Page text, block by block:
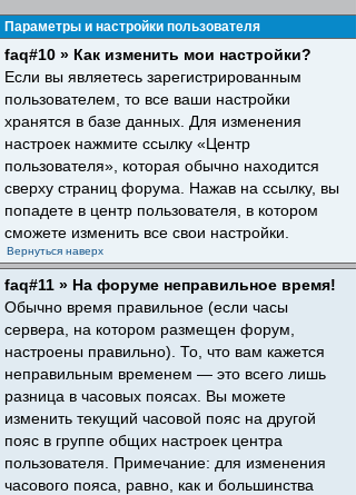
Параметры и настройки пользователя
faq#10 » Как изменить мои настройки?
Если вы являетесь зарегистрированным
пользователем, то все ваши настройки
хранятся в базе данных. Для изменения
настроек нажмите ссылку «Центр
пользователя», которая обычно находится
сверху страниц форума. Нажав на ссылку, вы
попадете в центр пользователя, в котором
сможете изменить все свои настройки.
Вернуться наверх
faq#11 » На форуме неправильное время!
Обычно время правильное (если часы
сервера, на котором размещен форум,
настроены правильно). То, что вам кажется
неправильным временем — это всего лишь
разница в часовых поясах. Вы можете
изменить текущий часовой пояс на другой
пояс в группе общих настроек центра
пользователя. Примечание: для изменения
часового пояса, равно, как и большинства